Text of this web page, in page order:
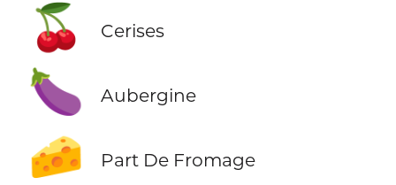
🍒 Cerises
🍆 Aubergine
🧀 Part De Fromage